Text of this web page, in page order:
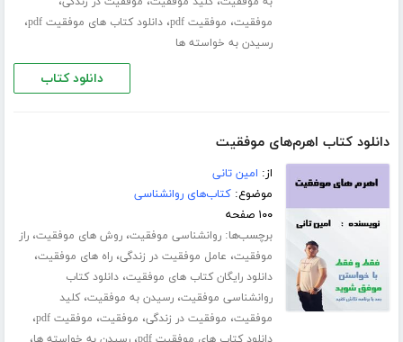
موفقیت، موفقیت pdf ،دانلود کتاب های موفقیت pdf ،
رسیدن به خواسته ها
دانلود کتاب
دانلود کتاب اهرم‌های موفقیت
از: امین تانی
موضوع:کتاب‌های روانشناسی
۱۰۰ صفحه
برچسب‌ها:روانشناسی موفقیت،روش های موفقیت،راز
موفقیت، عامل موفقیت در زندگی،راه های موفقیت،
دانلود رایگان کتاب های موفقیت،دانلود کتاب
روانشناسی موفقیت،رسیدن به موفقیت،کلید
موفقیت، موفقیت در زندگی، موفقیت، موفقیت pdf ،